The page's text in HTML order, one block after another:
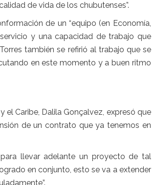
de vida de los chubutenses”.
de un “equipo (en Economía,
y una capacidad de trabajo que
también se refirió al trabajo que se
en este momento y a buen ritmo
el Caribe, Dalila Gonçalvez, expresó que
de un contrato que ya tenemos en
para llevar adelante un proyecto de tal
en conjunto, esto se va a extender